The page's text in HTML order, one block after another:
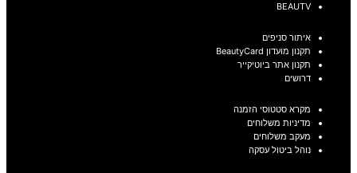
BEAUTV
איתור סניפים
תקנון מועדון BeautyCard
תקנון אתר ביוטיקייר
דרושים
מקרא סטטוסי הזמנה
מדיניות משלוחים
מעקב משלוחים
נוהל ביטול עסקה